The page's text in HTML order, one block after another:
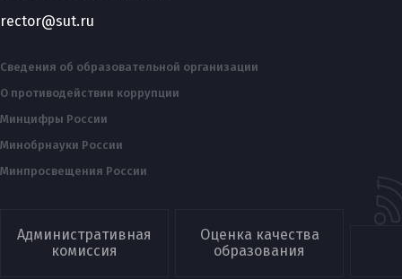
rector@sut.ru
Сведения об образовательной организации
О противодействии коррупции
Минцифры России
Минобрнауки России
Минпросвещения России
Административная
комиссия
Оценка качества
образования